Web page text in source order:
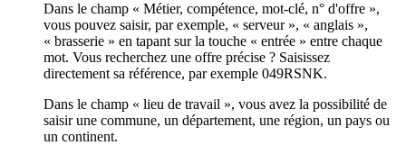
Dans le champ « Métier, compétence, mot-clé, n° d'offre »,
vous pouvez saisir, par exemple, « serveur », « anglais »,
« brasserie » en tapant sur la touche « entrée » entre chaque
mot. Vous recherchez une offre précise ? Saisissez
directement sa référence, par exemple 049RSNK.
Dans le champ « lieu de travail », vous avez la possibilité de
saisir une commune, un département, une région, un pays ou
un continent.